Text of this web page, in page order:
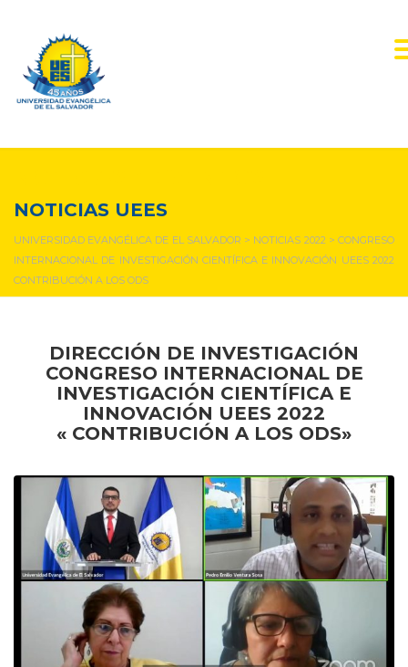
NOTICIAS UEES
UNIVERSIDAD EVANGÉLICA DE EL SALVADOR > NOTICIAS 2022>CONGRESO
INTERNACIONAL DE INVESTIGACIÓN CIENTÍFICA E INNOVACIÓN UEES 2022
CONTRIBUCIÓN A LOS ODS
DIRECCIÓN DE INVESTIGACIÓN
CONGRESO INTERNACIONAL DE
INVESTIGACIÓN CIENTÍFICA E
INNOVACIÓN UEES 2022
« CONTRIBUCIÓN A LOS ODS»